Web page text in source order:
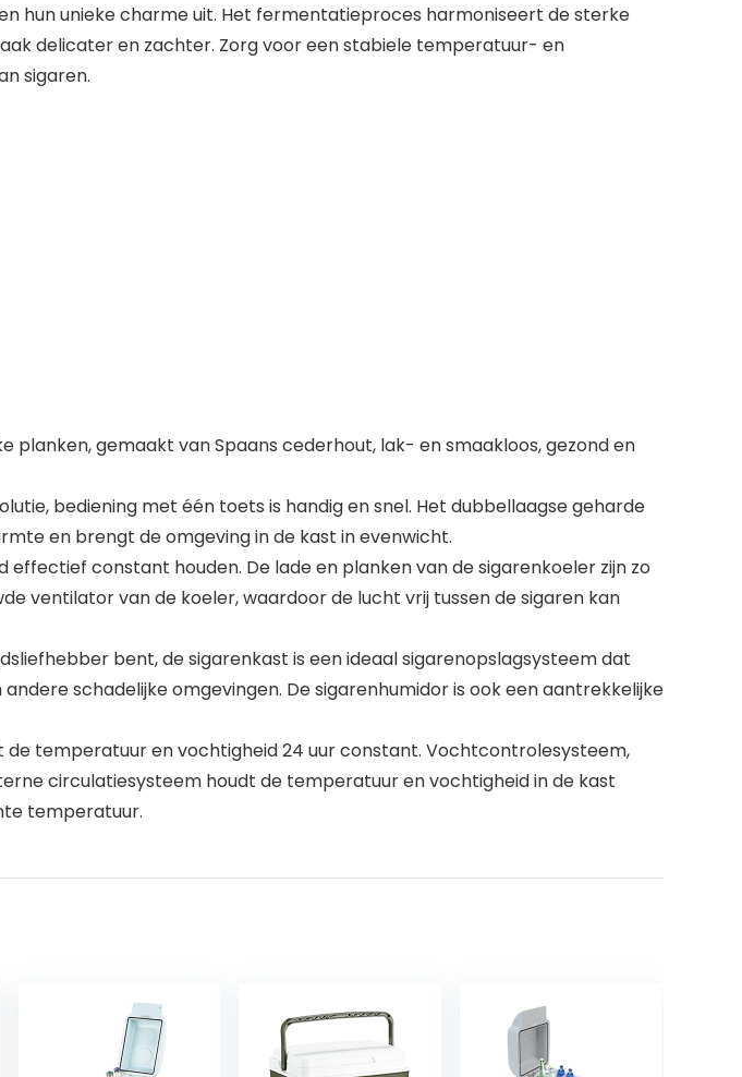
hun unieke charme uit. Het fermentatieproces harmoniseert de sterke
delicater en zachter. Zorg voor een stabiele temperatuur- en
sigaren.
planken, gemaakt van Spaans cederhout, lak- en smaakloos, gezond en
bediening met één toets is handig en snel. Het dubbellaagse geharde
en brengt de omgeving in de kast in evenwicht.
constant houden. De lade en planken van de sigarenkoeler zijn zo
ventilator van de koeler, waardoor de lucht vrij tussen de sigaren kan
bent, de sigarenkast is een ideaal sigarenopslagsysteem dat
schadelijke omgevingen. De sigarenhumidor is ook een aantrekkelijke
temperatuur en vochtigheid 24 uur constant. Vochtcontrolesysteem,
circulatiesysteem houdt de temperatuur en vochtigheid in de kast
temperatuur.